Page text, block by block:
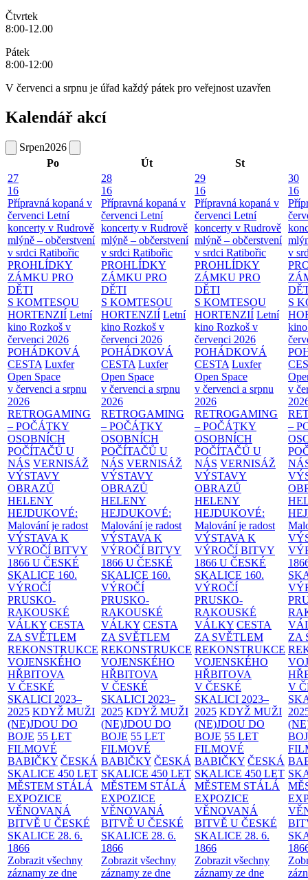
Čtvrtek
8:00-12.00
Pátek
8:00-12:00
V červenci a srpnu je úřad každý pátek pro veřejnost uzavřen
Kalendář akcí
Srpen2026
Po
Út
St
27
16
Přípravná kopaná v
červenci Letní
koncerty v Rudrově
mlýně – občerstvení
v srdci Ratibořic
PROHLÍDKY
ZÁMKU PRO
DĚTI
S KOMTESOU
HORTENZIÍ Letní
kino Rozkoš v
červenci 2026
POHÁDKOVÁ
CESTA Luxfer
Open Space
v červenci a srpnu
2026
RETROGAMING
– POČÁTKY
OSOBNÍCH
POČÍTAČŮ U
NÁS VERNISÁŽ
VÝSTAVY
OBRAZŮ
HELENY
HEJDUKOVÉ:
Malování je radost
VÝSTAVA K
VÝROČÍ BITVY
1866 U ČESKÉ
SKALICE 160.
VÝROČÍ
PRUSKO-
RAKOUSKÉ
VÁLKY CESTA
ZA SVĚTLEM
REKONSTRUKCE
VOJENSKÉHO
HŘBITOVA
V ČESKÉ
SKALICI 2023–
2025 KDYŽ MUŽI
(NE)JDOU DO
BOJE 55 LET
FILMOVÉ
BABIČKY ČESKÁ
SKALICE 450 LET
MĚSTEM STÁLÁ
EXPOZICE
VĚNOVANÁ
BITVĚ U ČESKÉ
SKALICE 28. 6.
1866
Zobrazit všechny
záznamy ze dne
28
16
Přípravná kopaná v
červenci Letní
koncerty v Rudrově
mlýně – občerstvení
v srdci Ratibořic
PROHLÍDKY
ZÁMKU PRO
DĚTI
S KOMTESOU
HORTENZIÍ Letní
kino Rozkoš v
červenci 2026
POHÁDKOVÁ
CESTA Luxfer
Open Space
v červenci a srpnu
2026
RETROGAMING
– POČÁTKY
OSOBNÍCH
POČÍTAČŮ U
NÁS VERNISÁŽ
VÝSTAVY
OBRAZŮ
HELENY
HEJDUKOVÉ:
Malování je radost
VÝSTAVA K
VÝROČÍ BITVY
1866 U ČESKÉ
SKALICE 160.
VÝROČÍ
PRUSKO-
RAKOUSKÉ
VÁLKY CESTA
ZA SVĚTLEM
REKONSTRUKCE
VOJENSKÉHO
HŘBITOVA
V ČESKÉ
SKALICI 2023–
2025 KDYŽ MUŽI
(NE)JDOU DO
BOJE 55 LET
FILMOVÉ
BABIČKY ČESKÁ
SKALICE 450 LET
MĚSTEM STÁLÁ
EXPOZICE
VĚNOVANÁ
BITVĚ U ČESKÉ
SKALICE 28. 6.
1866
Zobrazit všechny
záznamy ze dne
29
16
Přípravná kopaná v
červenci Letní
koncerty v Rudrově
mlýně – občerstvení
v srdci Ratibořic
PROHLÍDKY
ZÁMKU PRO
DĚTI
S KOMTESOU
HORTENZIÍ Letní
kino Rozkoš v
červenci 2026
POHÁDKOVÁ
CESTA Luxfer
Open Space
v červenci a srpnu
2026
RETROGAMING
– POČÁTKY
OSOBNÍCH
POČÍTAČŮ U
NÁS VERNISÁŽ
VÝSTAVY
OBRAZŮ
HELENY
HEJDUKOVÉ:
Malování je radost
VÝSTAVA K
VÝROČÍ BITVY
1866 U ČESKÉ
SKALICE 160.
VÝROČÍ
PRUSKO-
RAKOUSKÉ
VÁLKY CESTA
ZA SVĚTLEM
REKONSTRUKCE
VOJENSKÉHO
HŘBITOVA
V ČESKÉ
SKALICI 2023–
2025 KDYŽ MUŽI
(NE)JDOU DO
BOJE 55 LET
FILMOVÉ
BABIČKY ČESKÁ
SKALICE 450 LET
MĚSTEM STÁLÁ
EXPOZICE
VĚNOVANÁ
BITVĚ U ČESKÉ
SKALICE 28. 6.
1866
Zobrazit všechny
záznamy ze dne
30
16
v
S
v
–
ZA
V